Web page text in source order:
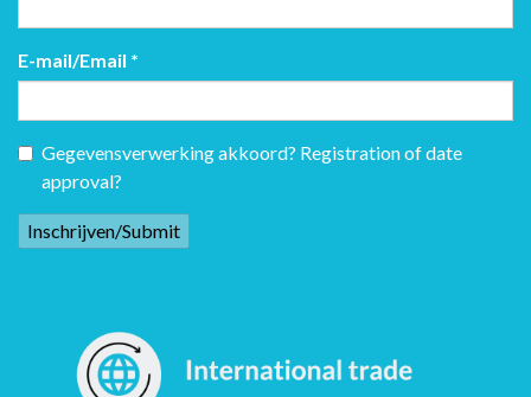
E-mail/Email *
Gegevensverwerking akkoord? Registration of date
approval?